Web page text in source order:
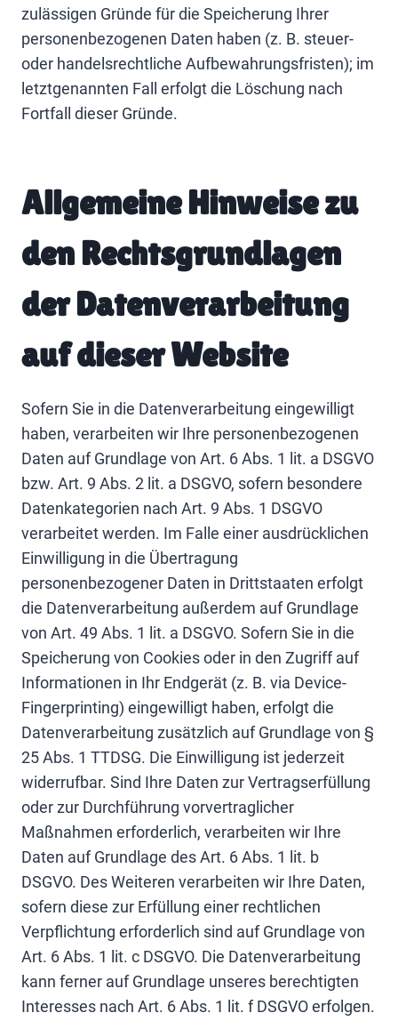
zulässigen Gründe für die Speicherung Ihrer
personenbezogenen Daten haben (z. B. steuer-
oder handelsrechtliche Aufbewahrungsfristen); im
letztgenannten Fall erfolgt die Löschung nach
Fortfall dieser Gründe.
Allgemeine Hinweise zu
den Rechtsgrundlagen
der Datenverarbeitung
auf dieser Website
Sofern Sie in die Datenverarbeitung eingewilligt
haben, verarbeiten wir Ihre personenbezogenen
Daten auf Grundlage von Art. 6 Abs. 1 lit. a DSGVO
bzw. Art. 9 Abs. 2 lit. a DSGVO, sofern besondere
Datenkategorien nach Art. 9 Abs. 1 DSGVO
verarbeitet werden. Im Falle einer ausdrücklichen
Einwilligung in die Übertragung
personenbezogener Daten in Drittstaaten erfolgt
die Datenverarbeitung außerdem auf Grundlage
von Art. 49 Abs. 1 lit. a DSGVO. Sofern Sie in die
Speicherung von Cookies oder in den Zugriff auf
Informationen in Ihr Endgerät (z. B. via Device-
Fingerprinting) eingewilligt haben, erfolgt die
Datenverarbeitung zusätzlich auf Grundlage von §
25 Abs. 1 TTDSG. Die Einwilligung ist jederzeit
widerrufbar. Sind Ihre Daten zur Vertragserfüllung
oder zur Durchführung vorvertraglicher
Maßnahmen erforderlich, verarbeiten wir Ihre
Daten auf Grundlage des Art. 6 Abs. 1 lit. b
DSGVO. Des Weiteren verarbeiten wir Ihre Daten,
sofern diese zur Erfüllung einer rechtlichen
Verpflichtung erforderlich sind auf Grundlage von
Art. 6 Abs. 1 lit. c DSGVO. Die Datenverarbeitung
kann ferner auf Grundlage unseres berechtigten
Interesses nach Art. 6 Abs. 1 lit. f DSGVO erfolgen.